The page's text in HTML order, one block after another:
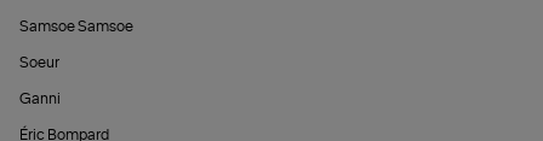
Samsoe Samsoe
Soeur
Ganni
Éric Bompard